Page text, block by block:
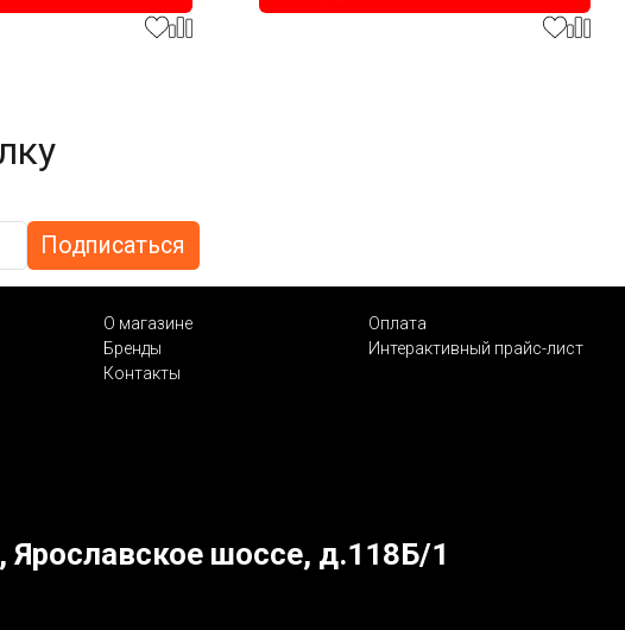
О магазине
Оплата
Бренды
Интерактивный прайс-лист
Контакты
шоссе, д.118Б/1